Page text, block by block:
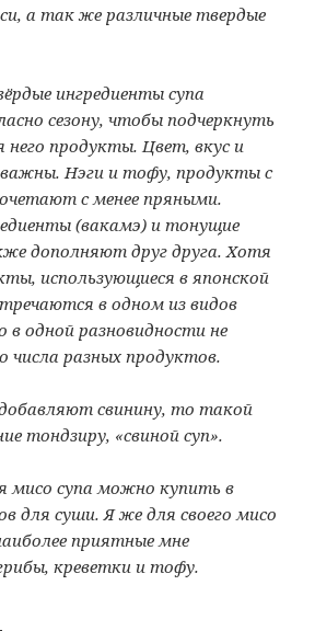
а так же различные твердые
ингредиенты супа
сезону, чтобы подчеркнуть
него продукты. Цвет, вкус и
Нэги и тофу, продукты с
с менее пряными.
(вакамэ) и тонущие
дополняют друг друга. Хотя
использующиеся в японской
в одном из видов
в одной разновидности не
числа разных продуктов.
свинину, то такой
тондзиру, «свиной суп».
мисо супа можно купить в
для суши. Я же для своего мисо
приятные мне
креветки и тофу.
суп (Мисосиру)